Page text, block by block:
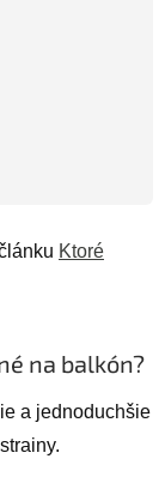
Ktoré
na balkón?
a jednoduchšie